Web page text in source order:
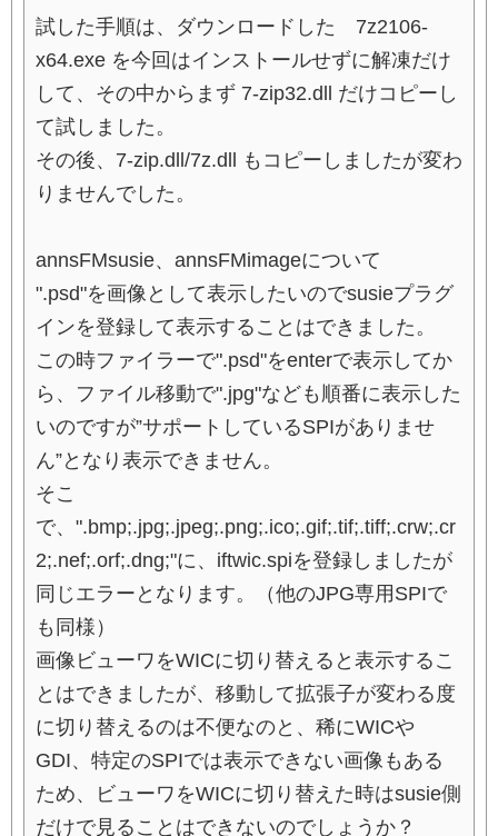
試した手順は、ダウンロードした 7z2106-
x64.exe を今回はインストールせずに解凍だけ
して、その中からまず 7-zip32.dll だけコピーし
て試しました。
その後、7-zip.dll/7z.dll もコピーしましたが変わ
りませんでした。
annsFMsusie、annsFMimageについて
".psd"を画像として表示したいのでsusieプラグ
インを登録して表示することはできました。
この時ファイラーで".psd"をenterで表示してか
ら、ファイル移動で".jpg"なども順番に表示した
いのですが”サポートしているSPIがありませ
ん”となり表示できません。
そこ
で、".bmp;.jpg;.jpeg;.png;.ico;.gif;.tif;.tiff;.crw;.cr
2;.nef;.orf;.dng;"に、iftwic.spiを登録しましたが
同じエラーとなります。（他のJPG専用SPIで
も同様）
画像ビューワをWICに切り替えると表示するこ
とはできましたが、移動して拡張子が変わる度
に切り替えるのは不便なのと、稀にWICや
GDI、特定のSPIでは表示できない画像もある
ため、ビューワをWICに切り替えた時はsusie側
だけで見ることはできないのでしょうか？